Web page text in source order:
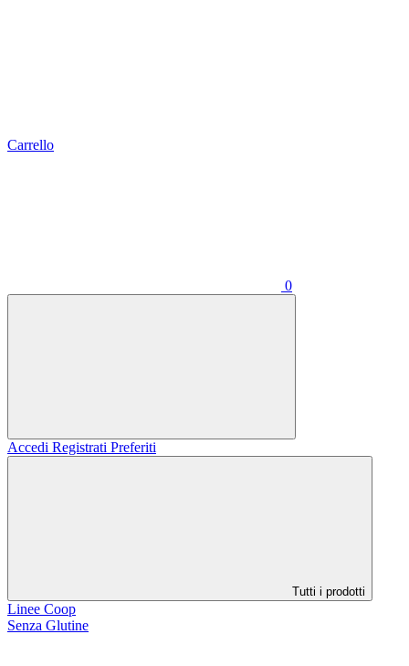
Carrello
0
Accedi Registrati Preferiti
Tutti i prodotti
Linee Coop
Senza Glutine